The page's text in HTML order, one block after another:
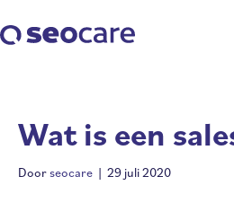
Wat is een
Doorseocare | 29 juli 2020